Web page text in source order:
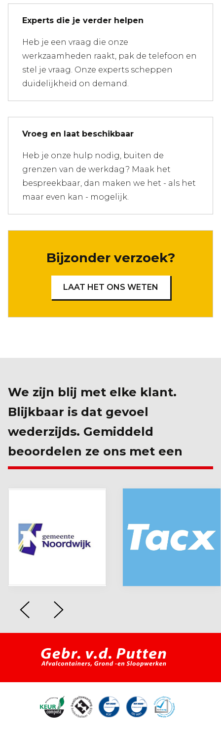
Experts die je verder helpen
Heb je een vraag die onze
werkzaamheden raakt, pak de telefoon en
stel je vraag. Onze experts scheppen
duidelijkheid on demand.
Vroeg en laat beschikbaar
Heb je onze hulp nodig, buiten de
grenzen van de werkdag? Maak het
bespreekbaar, dan maken we het - als het
maar even kan - mogelijk.
Bijzonder verzoek?
LAAT HET ONS WETEN
We zijn blij met elke klant.
Blijkbaar is dat gevoel
wederzijds. Gemiddeld
beoordelen ze ons met een